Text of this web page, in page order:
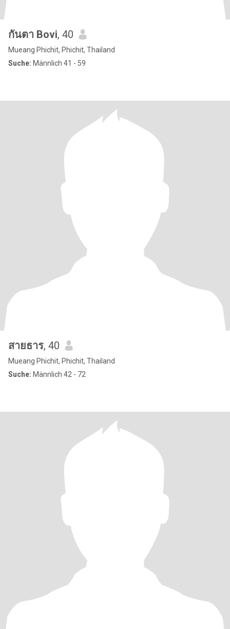
กันตา Bovi, 40
Mueang Phichit, Phichit, Thailand
Suche: Männlich 41 - 59
สายธาร, 40
Mueang Phichit, Phichit, Thailand
Suche: Männlich 42 - 72